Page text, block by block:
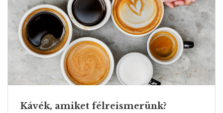
Kávék, amiket félreismerünk?